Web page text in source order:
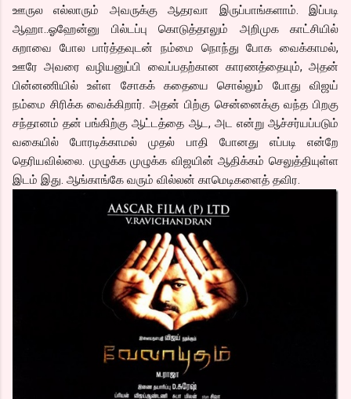
ஊருல எல்லாரும் அவருக்கு ஆதரவா இருப்பாங்களாம். இப்படி
ஆஹா..ஓஹேன்னு பில்டப்பு கொடுத்தாலும் அறிமுக காட்சியில்
சுறாவை போல பார்த்தவுடன் நம்மை நொந்து போக வைக்காமல்,
ஊரே அவரை வழியனுப்பி வைப்பதற்கான காரணத்தையும், அதன்
பின்னணியில் உள்ள சோகக் கதையை சொல்லும் போது விஜய்
நம்மை சிரிக்க வைக்கிறார். அதன் பிற்கு சென்னைக்கு வந்த பிறகு
சந்தானம் தன் பங்கிற்கு ஆட்டத்தை ஆட, அட என்று ஆச்சர்யப்படும்
வகையில் போரடிக்காமல் முதல் பாதி போனது எப்படி என்றே
தெரியவில்லை. முழுக்க முழுக்க விஜயின் ஆதிக்கம் செலுத்தியுள்ள
இடம் இது. ஆங்காங்கே வரும் வில்லன் காமெடிகளைத் தவிர.